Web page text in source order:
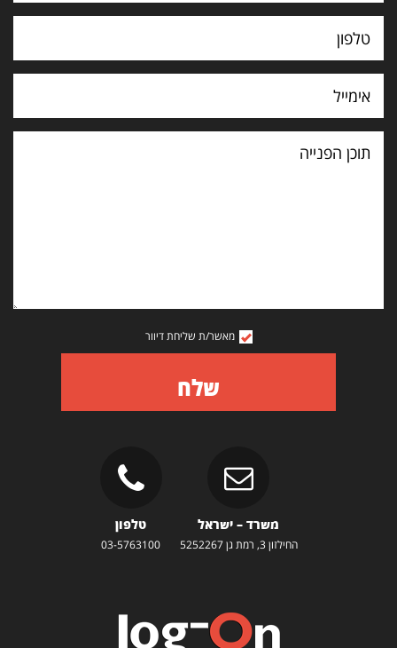
תוכן
הפנייה
מאשר/ת שליחת דיוור
שלח
משרד – ישראל
החילזון 3, רמת גן 5252267
טלפון
03-5763100